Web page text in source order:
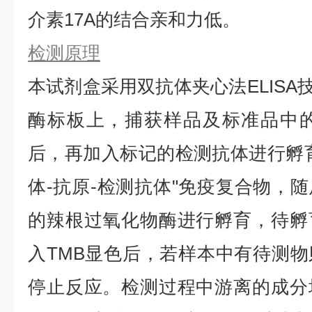
介素17A的结合亲和力低。
检测原理
本试剂盒采用双抗体夹心法ELISA
酶标板上，捕获样品及标准品中
后，再加入标记的检测抗体进行孵
体-抗原-检测抗体"免疫复合物，
的辣根过氧化物酶进行孵育，待
入TMB显色后，若样本中有待测
停止反应。检测过程中游离的成